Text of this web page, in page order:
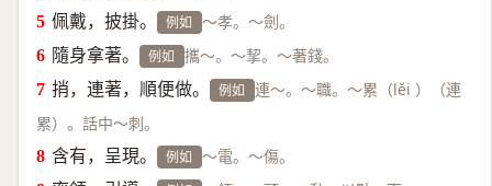
佩戴，披掛。 例如 ～孝。～劍。
隨身拿著。 例如 攜～。～挈。～著錢。
捎，連著，順便做。 例如 連～。～職。～累（lěi ）（連
累）。話中～刺。
含有，呈現。 例如 ～電。～傷。